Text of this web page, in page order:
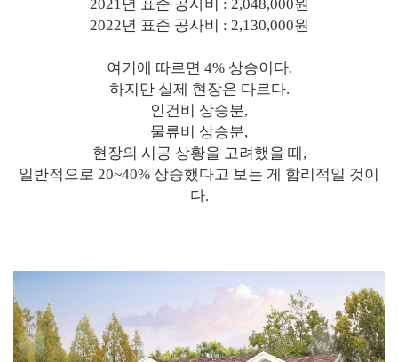
2021년 표준 공사비 : 2,048,000원
2022년 표준 공사비 : 2,130,000원
여기에 따르면 4% 상승이다.
하지만 실제 현장은 다르다.
인건비 상승분,
물류비 상승분,
현장의 시공 상황을 고려했을 때,
일반적으로 20~40% 상승했다고 보는 게 합리적일 것이
다.